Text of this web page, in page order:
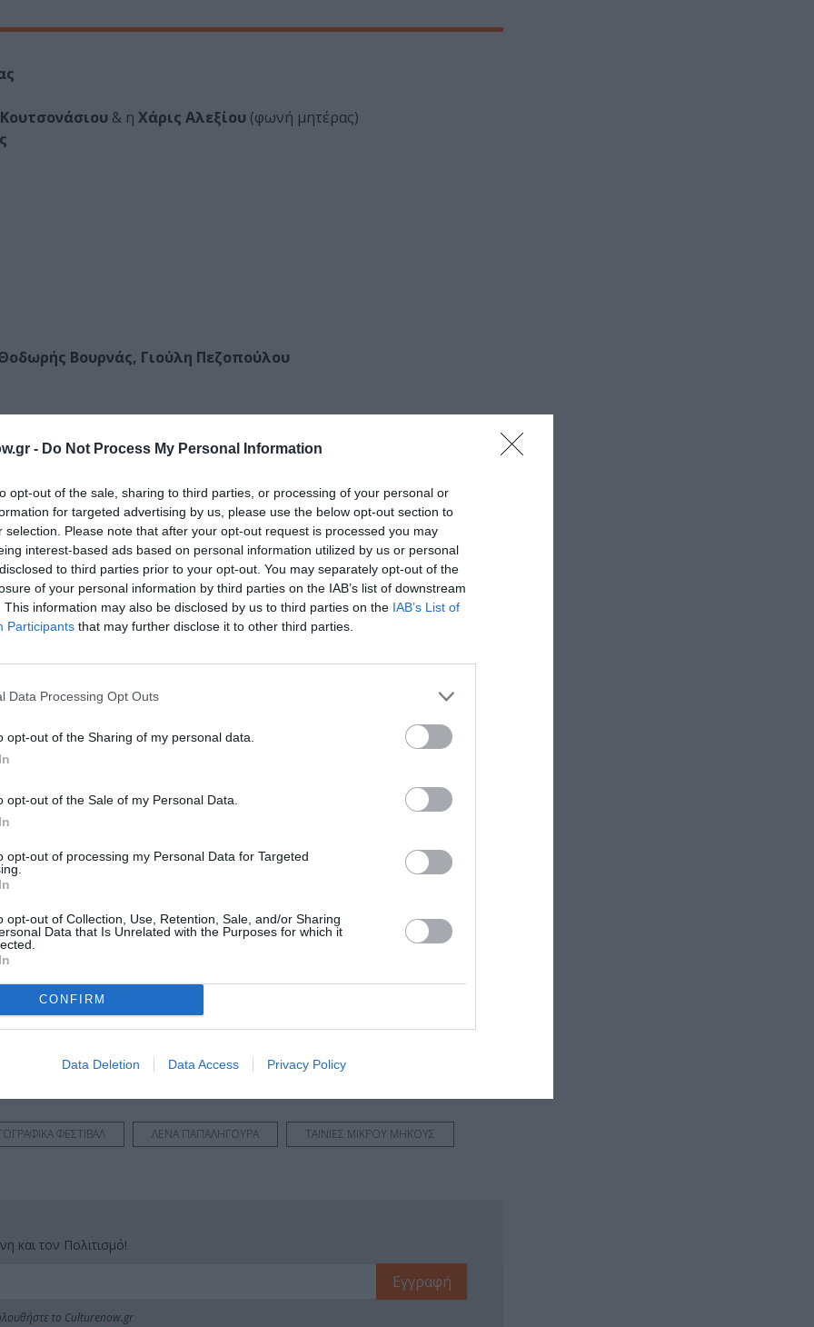
- Do Not Process My Personal Information
opt-out of the sale, sharing to third parties, or processing of your personal or
for targeted advertising by us, please use the below opt-out section to
selection. Please note that after your opt-out request is processed you may
interest-based ads based on personal information utilized by us or personal
to third parties prior to your opt-out. You may separately opt-out of the
of your personal information by third parties on the IAB’s list of downstream
This information may also be disclosed by us to third parties on the IAB’s List of
Participants that may further disclose it to other third parties.
Data Processing Opt Outs
opt-out of the Sharing of my personal data.
opt-out of the Sale of my Personal Data.
opt-out of processing my Personal Data for Targeted
opt-out of Collection, Use, Retention, Sale, and/or Sharing
Data that Is Unrelated with the Purposes for which it
CONFIRM
Data Deletion Data Access Privacy Policy
& η Χάρις Αλεξίου (φωνή μητέρας)
Βουρνάς, Γιούλη Πεζοπούλου
πρώτοι όλες τις ειδήσεις
στοCulturenow.gr
ΦΕΣΤΙΒΑΛ ΛΕΝΑ ΠΑΠΑΛΗΓΟΥΡΑ
ΤΑΙΝΙΕΣ ΜΙΚΡΟΥ ΜΗΚΟΥΣ
και τον Πολιτισμό!
το Culturenow.gr